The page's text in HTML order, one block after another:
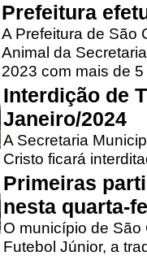
Prefeitura
A Prefeitura de São
Animal da
2023 com mais de 5
Interdição de
Janeiro/2024
A Secretaria
Cristo ficará
Primeiras
nesta quarta-
O município de
Futebol Júnior, a